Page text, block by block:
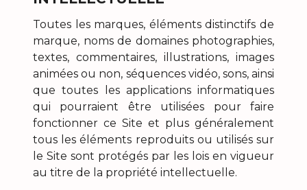
Toutes les marques, éléments distinctifs de
marque, noms de domaines photographies,
textes, commentaires, illustrations, images
animées ou non, séquences vidéo, sons, ainsi
que toutes les applications informatiques
qui pourraient être utilisées pour faire
fonctionner ce Site et plus généralement
tous les éléments reproduits ou utilisés sur
le Site sont protégés par les lois en vigueur
au titre de la propriété intellectuelle.